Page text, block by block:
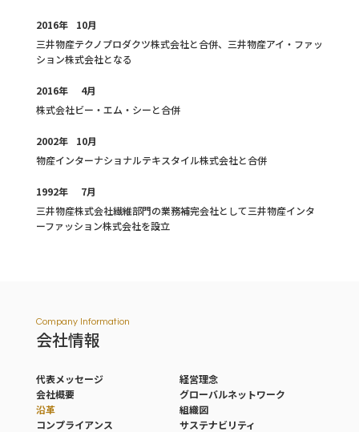
2016年
10月
三井物産テクノプロダクツ株式会社と合併、三井物産アイ・ファッ
ション株式会社となる
2016年
4月
株式会社ビー・エム・シーと合併
2002年
10月
物産インターナショナルテキスタイル株式会社と合併
1992年
7月
三井物産株式会社繊維部門の業務補完会社として三井物産インタ
ーファッション株式会社を設立
Company Information
会社情報
代表メッセージ
経営理念
会社概要
グローバルネットワーク
沿革
組織図
コンプライアンス
サステナビリティ